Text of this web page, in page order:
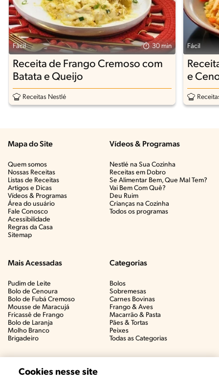
Fácil 30 min
Receita de Frango Cremoso com
Batata e Queijo
Receitas Nestlé
Fácil
e
Mapa do Site
Quem somos
Nossas Receitas
Listas de Receitas​
Artigos e Dicas​
Vídeos & Programas​
Área do usuário
Fale Conosco
Acessibilidade
Regras da Casa
Sitemap
Vídeos & Programas​
Nestlé na Sua Cozinha
Receitas em Dobro
Se Alimentar Bem, Que Mal Tem?​
Vai Bem Com Quê?​
Deu Ruim​
Crianças na Cozinha​
Todos os programas
Mais Acessadas
Pudim de Leite
Bolo de Cenoura
Bolo de Fubá Cremoso
Mousse de Maracujá
Fricassê de Frango
Bolo de Laranja
Molho Branco
Brigadeiro
Categorias
Bolos
Sobremesas
Carnes Bovinas​
Frango & Aves​
Macarrão & Pasta​
Pães & Tortas​
Peixes
Todas as Categorias
Cookies nesse site